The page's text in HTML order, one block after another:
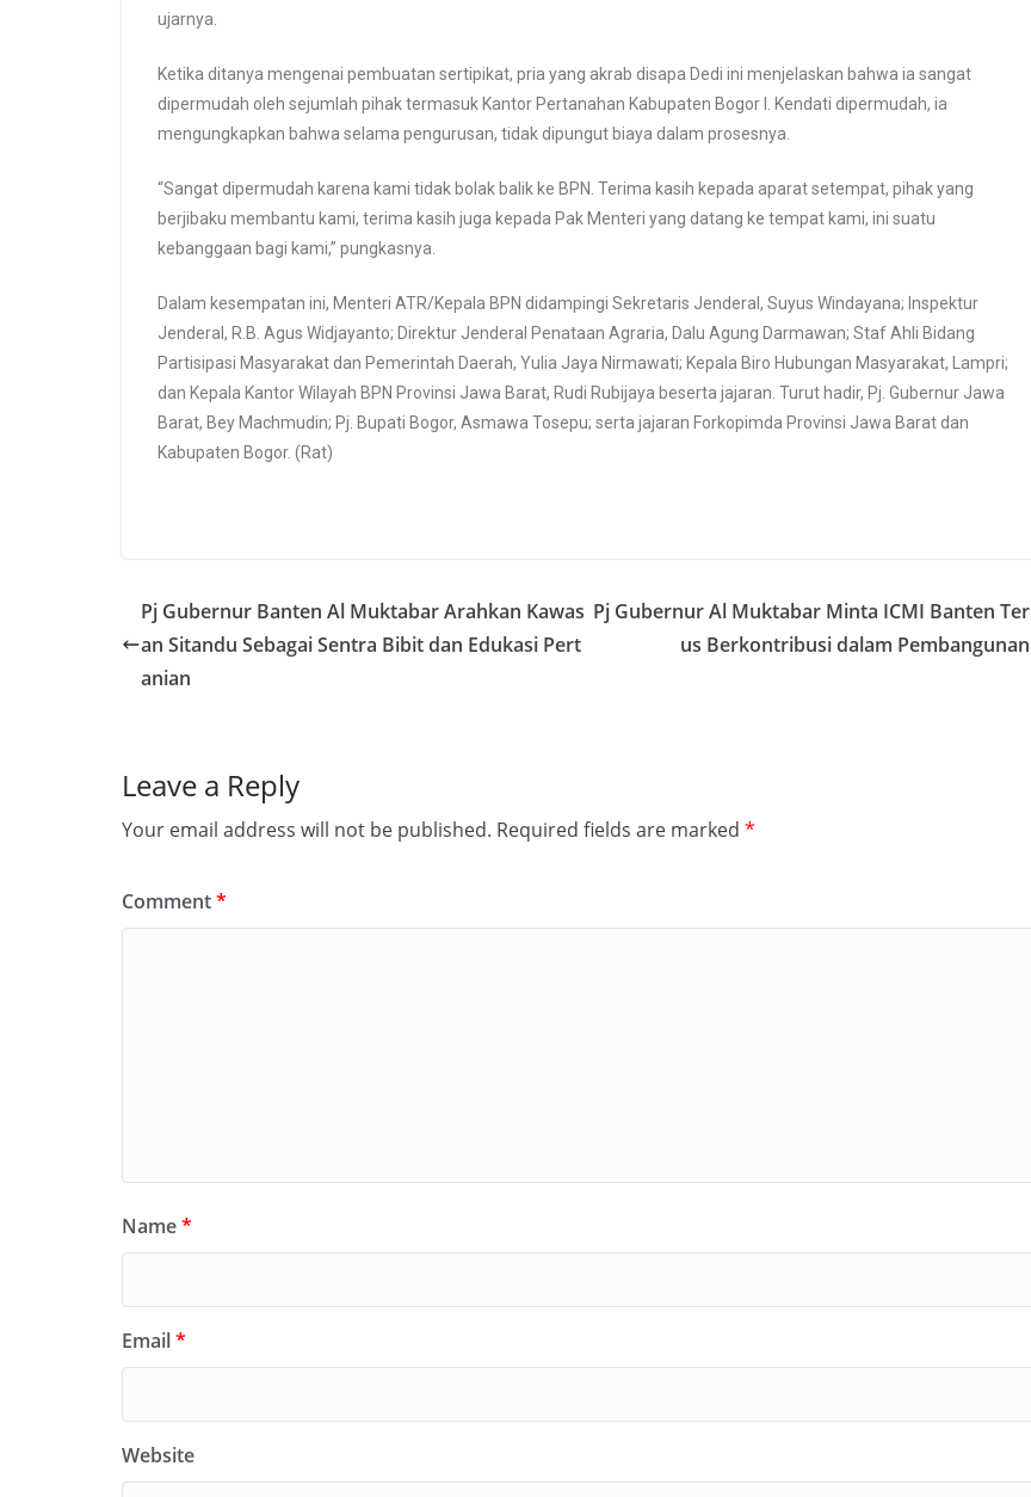
ujarnya.
Ketika ditanya mengenai pembuatan sertipikat, pria yang akrab disapa Dedi ini menjelaskan bahwa ia sangat
dipermudah oleh sejumlah pihak termasuk Kantor Pertanahan Kabupaten Bogor I. Kendati dipermudah, ia
mengungkapkan bahwa selama pengurusan, tidak dipungut biaya dalam prosesnya.
“Sangat dipermudah karena kami tidak bolak balik ke BPN. Terima kasih kepada aparat setempat, pihak yang
berjibaku membantu kami, terima kasih juga kepada Pak Menteri yang datang ke tempat kami, ini suatu
kebanggaan bagi kami,” pungkasnya.
Dalam kesempatan ini, Menteri ATR/Kepala BPN didampingi Sekretaris Jenderal, Suyus Windayana; Inspektur
Jenderal, R.B. Agus Widjayanto; Direktur Jenderal Penataan Agraria, Dalu Agung Darmawan; Staf Ahli Bidang
Partisipasi Masyarakat dan Pemerintah Daerah, Yulia Jaya Nirmawati; Kepala Biro Hubungan Masyarakat, Lampri;
dan Kepala Kantor Wilayah BPN Provinsi Jawa Barat, Rudi Rubijaya beserta jajaran. Turut hadir, Pj. Gubernur Jawa
Barat, Bey Machmudin; Pj. Bupati Bogor, Asmawa Tosepu; serta jajaran Forkopimda Provinsi Jawa Barat dan
Kabupaten Bogor. (Rat)
Pj Gubernur Banten Al Muktabar Arahkan Kawas
an Sitandu Sebagai Sentra Bibit dan Edukasi Pert
anian
Pj Gubernur Al Muktabar Minta ICMI Banten Ter
us Berkontribusi dalam Pembangunan
Leave a Reply
Your email address will not be published. Required fields are marked *
Comment*
Name*
Email*
Website